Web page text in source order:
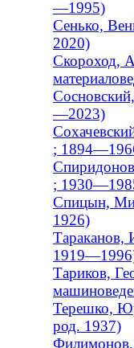
—1995)
Сенько,
2020)
Скороход,
—2023)
;
;
Спицын,
1926)
Тараканов,
Тариков,
Терешко,
род. 1937)
Филимонов,